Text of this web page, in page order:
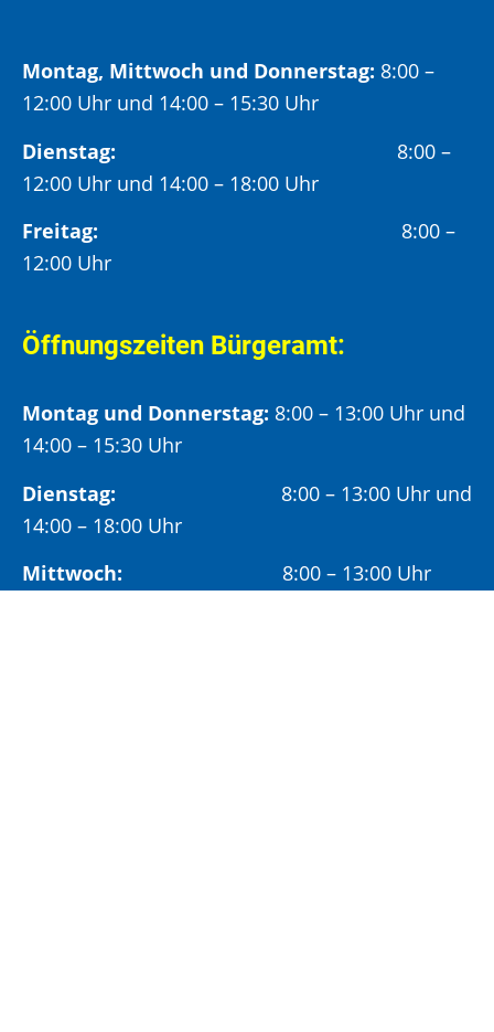
Montag, Mittwoch und Donnerstag: 8:00 –
12:00 Uhr und 14:00 – 15:30 Uhr
Dienstag: 8:00 –
12:00 Uhr und 14:00 – 18:00 Uhr
Freitag:
8:00 –
12:00 Uhr
Öffnungszeiten Bürgeramt:
Montag und Donnerstag: 8:00 – 13:00 Uhr und
14:00 – 15:30 Uhr
Dienstag: 8:00 – 13:00 Uhr und
14:00 – 18:00 Uhr
Mittwoch: 8:00 – 13:00 Uhr